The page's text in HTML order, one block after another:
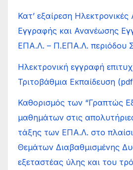
Κατ’ εξαίρεση Ηλεκτρονικές
Εγγραφής και Ανανέωσης
ΕΠΑ.Λ. – Π.ΕΠΑ.Λ. περιόδου
Ηλεκτρονική εγγραφή
Τριτοβάθμια Εκπαίδευση
Καθορισμός των “Γραπτώς
μαθημάτων στις
τάξης των ΕΠΑ.Λ. στο
Θεμάτων Διαβαθμισμένης
εξεταστέας ύλης και του